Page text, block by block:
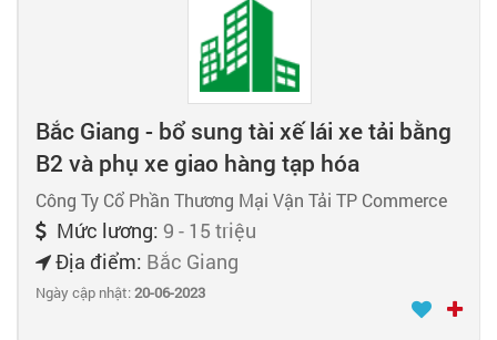
Bắc Giang - bổ sung tài xế lái xe tải bằng
B2 và phụ xe giao hàng tạp hóa
Công Ty Cổ Phần Thương Mại Vận Tải TP Commerce
Mức lương: 9 - 15 triệu
Địa điểm: Bắc Giang
Ngày cập nhật:20-06-2023